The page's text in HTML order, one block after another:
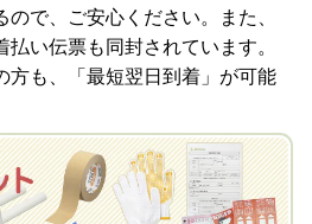
し込み
結果をメールで確認し、梱包キット
し込みます。梱包キットは送料無料
届けします。
梱包
込み
結果をLINEで確認し、梱包キットを
込みます。梱包キットは送料無料で
けします。
で、ご安心ください。また、
い伝票も同封されています。
方も、「最短翌日到着」が可能